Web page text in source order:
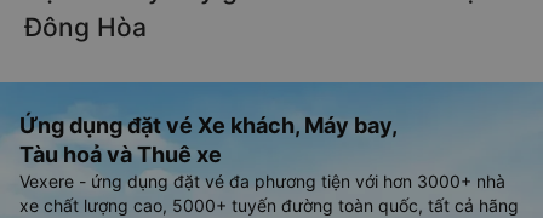
Đông Hòa
Ứng dụng đặt vé Xe khách, Máy bay,
Tàu hoả và Thuê xe
Vexere - ứng dụng đặt vé đa phương tiện với hơn 3000+ nhà
xe chất lượng cao, 5000+ tuyến đường toàn quốc, tất cả hãng